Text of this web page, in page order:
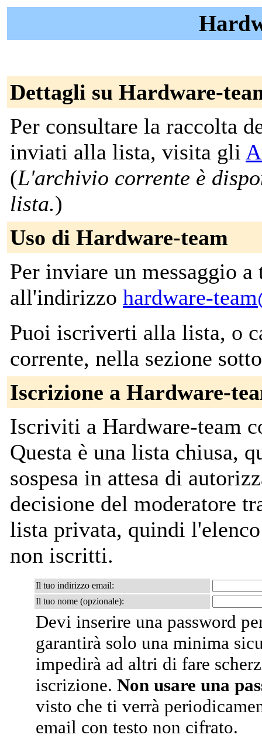
Dettagli su Hardware-
Per consultare la raccolta
inviati alla lista, visita gli
(L'archivio corrente è
lista.)
Uso di Hardware-team
Per inviare un messaggio
all'indirizzo hardware-
Puoi iscriverti alla lista, o
corrente, nella sezione
Iscrizione a Hardware-
Iscriviti a Hardware-team
Questa è una lista chiusa,
sospesa in attesa di
decisione del moderatore
lista privata, quindi
non iscritti.
Il tuo indirizzo email:
Il tuo nome (opzionale):
Devi inserire una password
garantirà solo una minima
impedirà ad altri di fare
iscrizione. Non usare una
visto che ti verrà
email con testo non cifrato.